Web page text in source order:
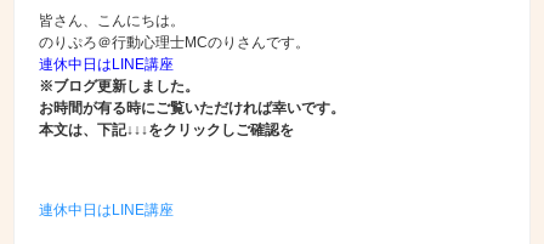
皆さん、こんにちは。
のりぷろ＠行動心理士MCのりさんです。
連休中日はLINE講座
※ブログ更新しました。
お時間が有る時にご覧いただければ幸いです。
本文は、下記↓↓↓をクリックしご確認を
連休中日はLINE講座